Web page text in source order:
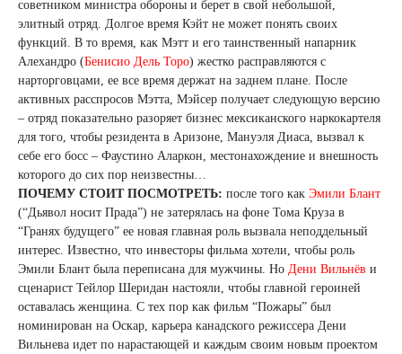
советником министра обороны и берет в свой небольшой,
элитный отряд. Долгое время Кэйт не может понять своих
функций. В то время, как Мэтт и его таинственный напарник
Алехандро (Бенисио Дель Торо) жестко расправляются с
нарторговцами, ее все время держат на заднем плане. После
активных расспросов Мэтта, Мэйсер получает следующую версию
– отряд показательно разоряет бизнес мексиканского наркокартеля
для того, чтобы резидента в Аризоне, Мануэля Диаса, вызвал к
себе его босс – Фаустино Аларкон, местонахождение и внешность
которого до сих пор неизвестны…
ПОЧЕМУ СТОИТ ПОСМОТРЕТЬ: после того как Эмили Блант
(“Дьявол носит Прада”) не затерялась на фоне Тома Круза в
“Гранях будущего” ее новая главная роль вызвала неподдельный
интерес. Известно, что инвесторы фильма хотели, чтобы роль
Эмили Блант была переписана для мужчины. Но Дени Вильнёв и
сценарист Тейлор Шеридан настояли, чтобы главной героиней
оставалась женщина. С тех пор как фильм “Пожары” был
номинирован на Оскар, карьера канадского режиссера Дени
Вильнева идет по нарастающей и каждым своим новым проектом